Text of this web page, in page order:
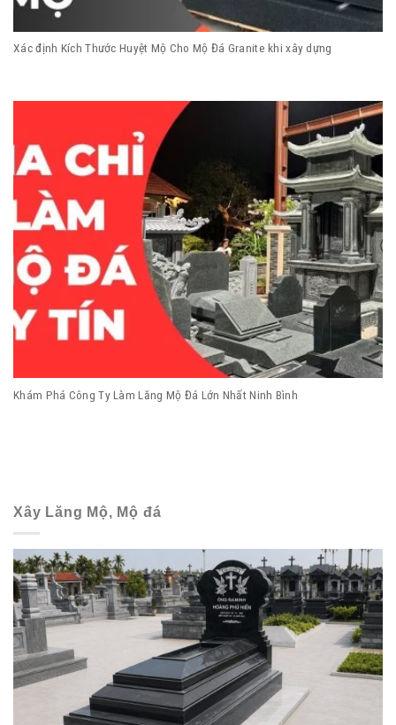
Xác định Kích Thước Huyệt Mộ Cho Mộ Đá Granite khi xây dựng
Khám Phá Công Ty Làm Lăng Mộ Đá Lớn Nhất Ninh Bình
Xây Lăng Mộ, Mộ đá